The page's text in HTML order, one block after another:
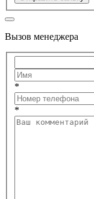
Вызов менеджера
*
*